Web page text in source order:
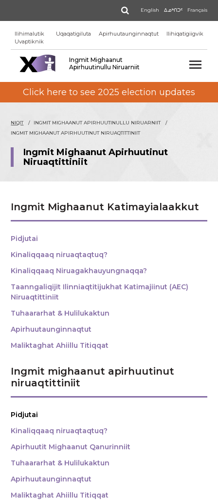
content
English ᐃᓄᒃᑎᑐᑦ Français
Qinigi
Ilihimalutik
Uvaptiknik
Uqaqatigiluta Apirhuutaunginnaqtut Ilihiqatigiigvik
Ingmit Mighaanut
Apirhuutinullu Niruarniit
Click here to see 2025 election updates
NIQIT
INGMIT MIGHAANUT APIRHUUTINULLU NIRUARNIIT
INGMIT MIGHAANUT APIRHUUTINUT NIRUAQTITTINIIT
Ingmit Mighaanut Apirhuutinut
Niruaqtittiniit
Ingmit Mighaanut Katimayialaakkut
Pidjutai
Kinaliqqaaq niruaqtaqtuq?
Kinaliqqaaq Niruagakhauyungnaqqa?
Taanngaliqijit Ilinniaqtitijukhat Katimajiinut (AEC)
Niruaqtittiniit
Tuhaararhat & Hulilukaktun
Apirhuutaunginnaqtut
Maliktaghat Ahiillu Titiqqat
Ingmit mighaanut apirhuutinut
niruaqtittiniit
Pidjutai
Kinaliqqaaq niruaqtaqtuq?
Apirhuutit Mighaanut Qanurinniit
Tuhaararhat & Hulilukaktun
Apirhuutaunginnaqtut
Maliktaghat Ahiillu Titiqqat